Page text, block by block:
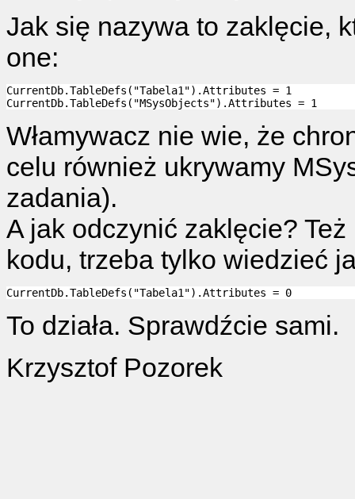
Jak się nazywa to zaklęcie,
one:
CurrentDb.TableDefs("Tabela1").Attributes = 1
Włamywacz nie wie, że
celu również ukrywamy
zadania).
A jak odczynić zaklęcie?
kodu, trzeba tylko wiedzieć
To działa. Sprawdźcie sami.
Krzysztof Pozorek